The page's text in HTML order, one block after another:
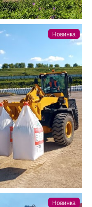
Новинка
Новинка